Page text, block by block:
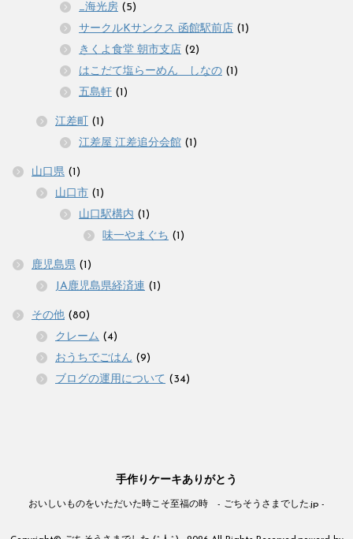
_海光房 (5)
サークルKサンクス 函館駅前店 (1)
きくよ食堂 朝市支店 (2)
はこだて塩らーめん しなの (1)
五島軒 (1)
江差町 (1)
江差屋 江差追分会館 (1)
山口県 (1)
山口市 (1)
山口駅構内 (1)
味一やまぐち (1)
鹿児島県 (1)
JA鹿児島県経済連 (1)
その他 (80)
クレーム (4)
おうちでごはん (9)
ブログの運用について (34)
手作りケーキありがとう
おいしいものをいただいた時こそ至福の時 - ごちそうさまでした.jp -